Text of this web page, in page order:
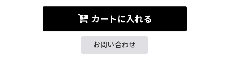
カートに入れる
お問い合わせ